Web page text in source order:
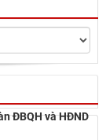
ĐBQH và HĐND